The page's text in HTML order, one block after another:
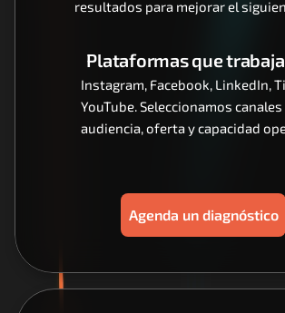
resultados para mejorar el
Plataformas que
Instagram, Facebook, LinkedIn,
YouTube. Seleccionamos
audiencia, oferta y capacidad
Agenda un diagnóstico